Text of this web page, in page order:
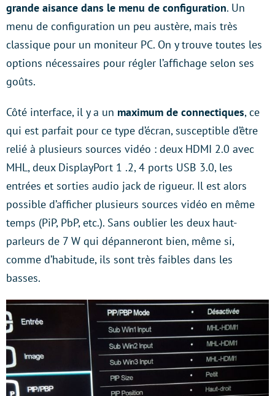
grande aisance dans le menu de configuration. Un
menu de configuration un peu austère, mais très
classique pour un moniteur PC. On y trouve toutes les
options nécessaires pour régler l’affichage selon ses
goûts.
Côté interface, il y a un maximum de connectiques, ce
qui est parfait pour ce type d’écran, susceptible d’être
relié à plusieurs sources vidéo : deux HDMI 2.0 avec
MHL, deux DisplayPort 1 .2, 4 ports USB 3.0, les
entrées et sorties audio jack de rigueur. Il est alors
possible d’afficher plusieurs sources vidéo en même
temps (PiP, PbP, etc.). Sans oublier les deux haut-
parleurs de 7 W qui dépanneront bien, même si,
comme d’habitude, ils sont très faibles dans les
basses.